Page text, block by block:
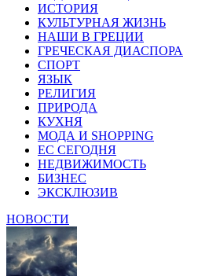
ИСТОРИЯ
КУЛЬТУРНАЯ ЖИЗНЬ
НАШИ В ГРЕЦИИ
ГРЕЧЕСКАЯ ДИАСПОРА
СПОРТ
ЯЗЫК
РЕЛИГИЯ
ПРИРОДА
КУХНЯ
МОДА И SHOPPING
ЕС СЕГОДНЯ
НЕДВИЖИМОСТЬ
БИЗНЕС
ЭКСКЛЮЗИВ
НОВОСТИ